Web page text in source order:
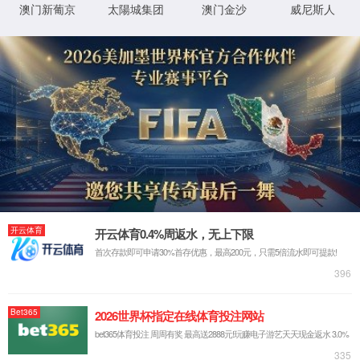
因权限问题或行为非法，您的访问被拒绝。
返回
Request ID:7670988105225403004
XML 地图